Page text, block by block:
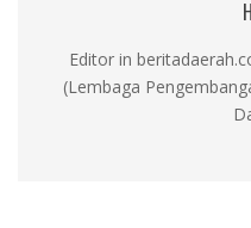
Editor in
(Lembaga